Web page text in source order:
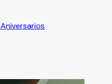
Aniversarios